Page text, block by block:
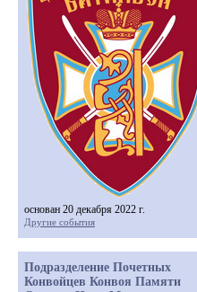
основан 20 декабря 2022 г.
Другие события
Подразделение Почетных
Конвойцев Конвоя Памяти